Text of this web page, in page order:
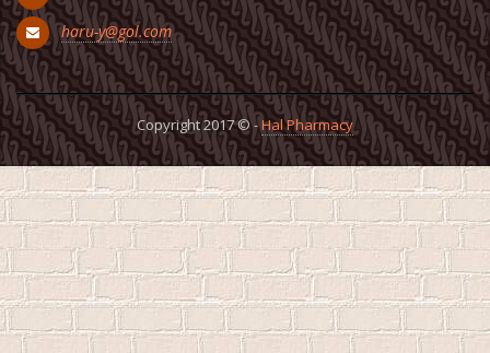
haru-y@gol.com
Copyright 2017 © -Hal Pharmacy